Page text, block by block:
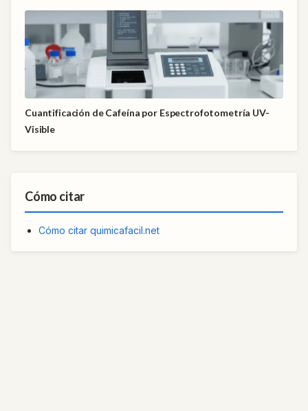
Cuantificación de Cafeína por Espectrofotometría UV-
Visible
Cómo citar
Cómo citar quimicafacil.net